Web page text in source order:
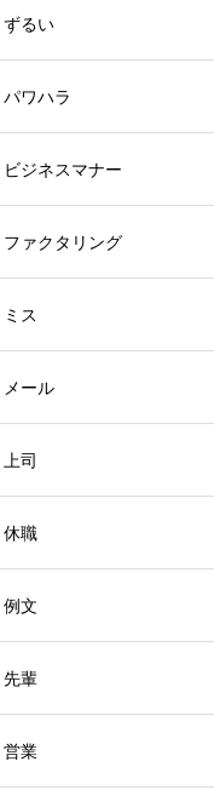
ずるい
パワハラ
ビジネスマナー
ファクタリング
ミス
メール
上司
休職
例文
先輩
営業